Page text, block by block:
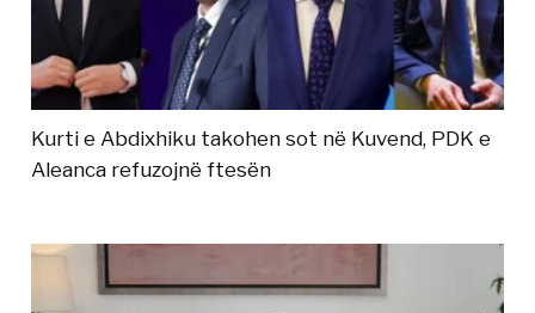
Kurti e Abdixhiku takohen sot në Kuvend, PDK e
Aleanca refuzojnë ftesën